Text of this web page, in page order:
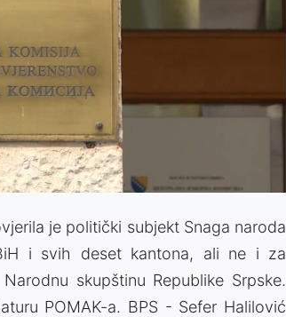
je politički subjekt Snaga naroda
i svih deset kantona, ali ne i za
skupštinu Republike Srpske.
POMAK-a. BPS - Sefer Halilović